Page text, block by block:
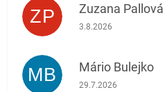
ZP Zuzana Pallová
Hodnotenie
3.8.2026
MB Mário Bulejko
Hodnotenie obchodu
29.7.2026